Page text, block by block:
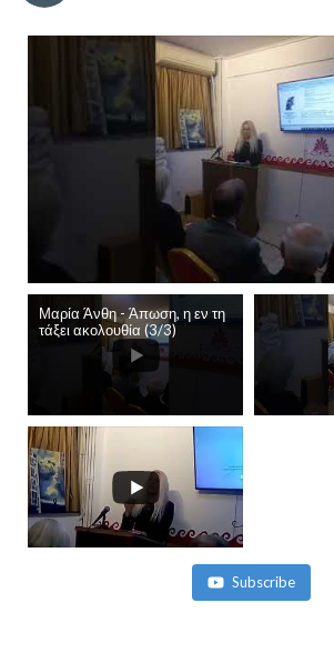
Μαρία Άνθη - Άπωση, η εν τη
τάξει ακολουθία (3/3)
Subscribe